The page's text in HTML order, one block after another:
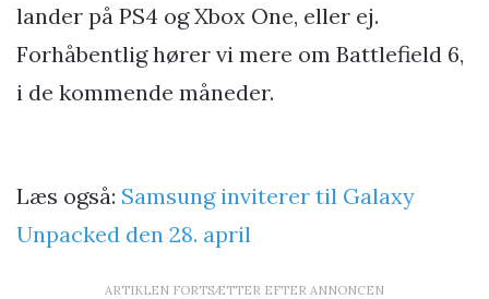
lander på PS4 og Xbox One, eller ej.
Forhåbentlig hører vi mere om Battlefield 6,
i de kommende måneder.
Læs også: Samsung inviterer til Galaxy
Unpacked den 28. april
ARTIKLEN FORTSÆTTER EFTER ANNONCEN